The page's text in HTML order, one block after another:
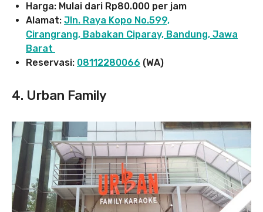
Harga: Mulai dari Rp80.000 per jam
Alamat: Jln. Raya Kopo No.599,
Cirangrang, Babakan Ciparay, Bandung, Jawa
Barat
Reservasi: 08112280066 (WA)
4. Urban Family